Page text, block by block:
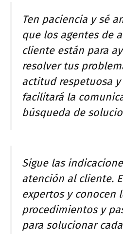
Ten paciencia y sé
que los agentes de
cliente están para
resolver tus
actitud respetuosa
facilitará la
búsqueda de
Sigue las
atención al cliente.
expertos y conocen
procedimientos y
para solucionar